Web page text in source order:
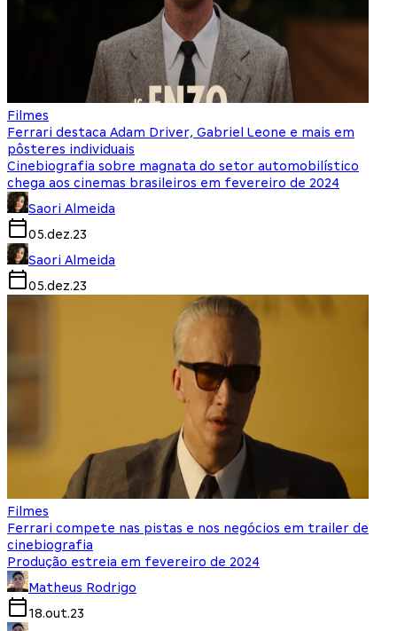
Filmes
Ferrari destaca Adam Driver, Gabriel Leone e mais em
pôsteres individuais
Cinebiografia sobre magnata do setor automobilístico
chega aos cinemas brasileiros em fevereiro de 2024
Saori Almeida
05.dez.23
Saori Almeida
05.dez.23
Filmes
Ferrari compete nas pistas e nos negócios em trailer de
cinebiografia
Produção estreia em fevereiro de 2024
Matheus Rodrigo
18.out.23